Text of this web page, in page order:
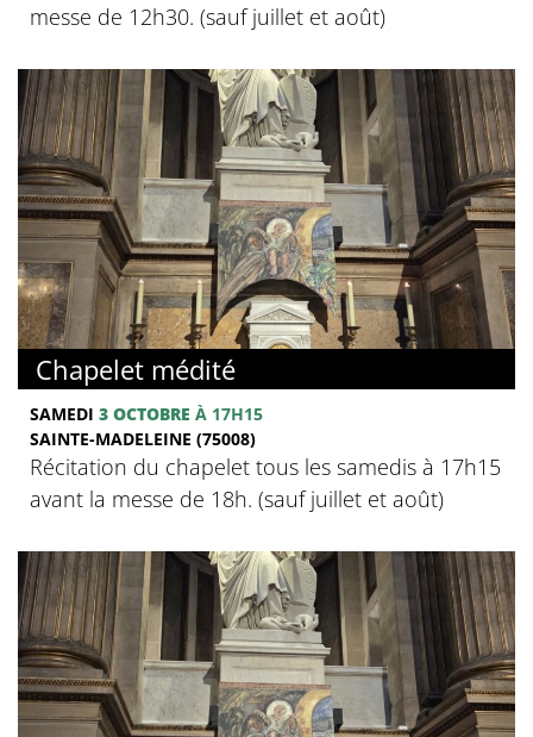
messe de 12h30. (sauf juillet et août)
Chapelet médité
SAMEDI 3 OCTOBRE À 17H15
SAINTE-MADELEINE (75008)
Récitation du chapelet tous les samedis à 17h15
avant la messe de 18h. (sauf juillet et août)